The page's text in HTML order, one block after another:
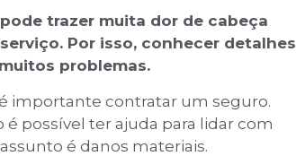
trazer muita dor de cabeça
Por isso, conhecer detalhes
problemas.
importante contratar um seguro.
possível ter ajuda para lidar com
é danos materiais.